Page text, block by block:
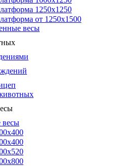
1250х1250
от 1250х1500
весы
весы